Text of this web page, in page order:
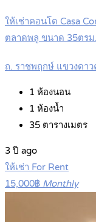
ให้เช่าคอนโด Casa
ตลาดพลู ขนาด 35ตร
ถ. ราชพฤกษ์ แขวงดา
1 ห้องนอน
1 ห้องน้ำ
35 ตารางเมตร
3 ปี ago
ให้เช่า For Rent
15,000฿ Monthly